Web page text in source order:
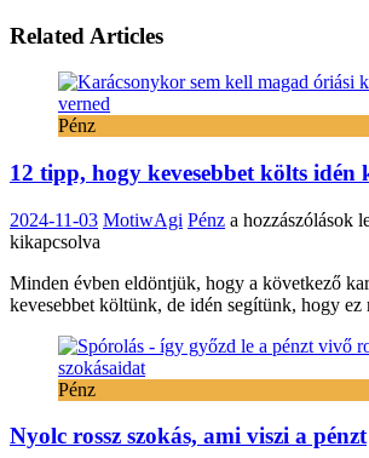
Related Articles
Pénz
12 tipp, hogy kevesebbet költs idén
2024-11-03 MotiwAgi Pénz 12
kevesebbet
költs
karácsonykor
a hozzászólások
kikapcsolva
Minden évben eldöntjük, hogy a következő
kevesebbet költünk, de idén segítünk, hogy
Pénz
Nyolc rossz szokás, ami viszi a pénzt